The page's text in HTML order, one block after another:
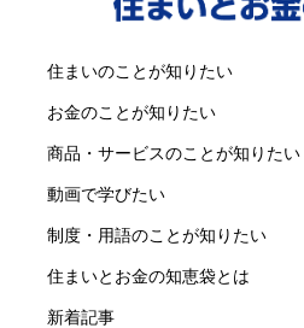
住まいのことが知りたい
お金のことが知りたい
商品・サービスのことが知りたい
動画で学びたい
制度・用語のことが知りたい
住まいとお金の知恵袋とは
新着記事